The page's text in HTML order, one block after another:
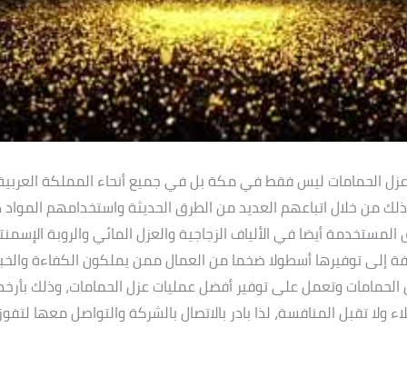
الحمامات ليس فقط في مكة بل في جميع أنحاء المملكة
من خلال اتباعهم العديد من الطرق الحديثة واستخدامهم المواد
المستخدمة أيضا في الألياف الزجاجية والعزل المائي والروبة
إلى توفيرها أسطولا ضخما من العمال ممن يملكون الكفاءة
وتعمل على توفير أفضل عمليات عزل الحمامات، وذلك
تقبل المنافسة، لذا بادر بالاتصال بالشركة والتواصل معها